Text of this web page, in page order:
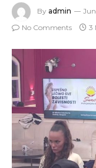
By admin
No Comments
3